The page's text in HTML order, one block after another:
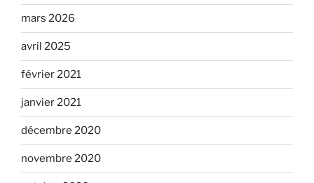
mars 2026
avril 2025
février 2021
janvier 2021
décembre 2020
novembre 2020